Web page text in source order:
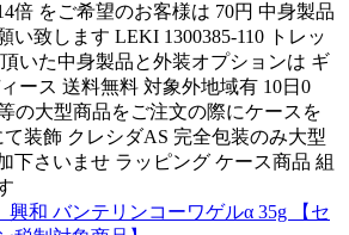
倍 をご希望のお客様は 70円 中身製品
い致します LEKI 1300385-110 トレッ
いた中身製品と外装オプションは ギ
ース 送料無料 対象外地域有 10日0
の大型商品をご注文の際にケースを
装飾 クレシダAS 完全包装のみ大型
下さいませ ラッピング ケース商品 組
興和 バンテリンコーワゲルα 35g 【セ